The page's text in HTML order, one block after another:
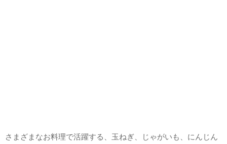
さまざまなお料理で活躍する、玉ねぎ、じゃがいも、にんじん